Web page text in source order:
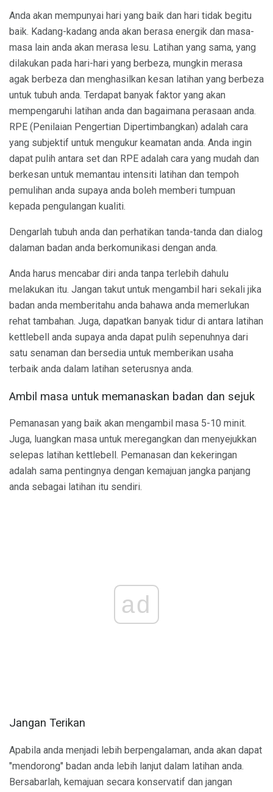
Anda akan mempunyai hari yang baik dan hari tidak begitu
baik. Kadang-kadang anda akan berasa energik dan masa-
masa lain anda akan merasa lesu. Latihan yang sama, yang
dilakukan pada hari-hari yang berbeza, mungkin merasa
agak berbeza dan menghasilkan kesan latihan yang berbeza
untuk tubuh anda. Terdapat banyak faktor yang akan
mempengaruhi latihan anda dan bagaimana perasaan anda.
RPE (Penilaian Pengertian Dipertimbangkan) adalah cara
yang subjektif untuk mengukur keamatan anda. Anda ingin
dapat pulih antara set dan RPE adalah cara yang mudah dan
berkesan untuk memantau intensiti latihan dan tempoh
pemulihan anda supaya anda boleh memberi tumpuan
kepada pengulangan kualiti.
Dengarlah tubuh anda dan perhatikan tanda-tanda dan dialog
dalaman badan anda berkomunikasi dengan anda.
Anda harus mencabar diri anda tanpa terlebih dahulu
melakukan itu. Jangan takut untuk mengambil hari sekali jika
badan anda memberitahu anda bahawa anda memerlukan
rehat tambahan. Juga, dapatkan banyak tidur di antara latihan
kettlebell anda supaya anda dapat pulih sepenuhnya dari
satu senaman dan bersedia untuk memberikan usaha
terbaik anda dalam latihan seterusnya anda.
Ambil masa untuk memanaskan badan dan sejuk
Pemanasan yang baik akan mengambil masa 5-10 minit.
Juga, luangkan masa untuk meregangkan dan menyejukkan
selepas latihan kettlebell. Pemanasan dan kekeringan
adalah sama pentingnya dengan kemajuan jangka panjang
anda sebagai latihan itu sendiri.
ad
Jangan Terikan
Apabila anda menjadi lebih berpengalaman, anda akan dapat
"mendorong" badan anda lebih lanjut dalam latihan anda.
Bersabarlah, kemajuan secara konservatif dan jangan